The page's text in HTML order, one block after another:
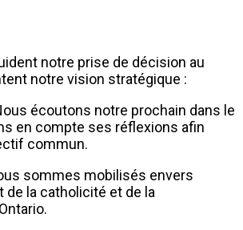
notre prise de décision au
notre vision stratégique :
écoutons notre prochain dans le
en compte ses réflexions afin
commun.
sommes mobilisés envers
de la catholicité et de la